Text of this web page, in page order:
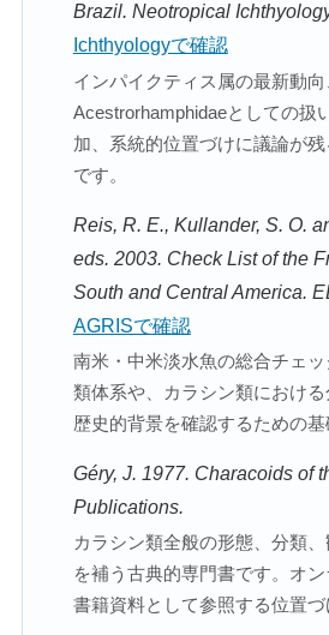
Brazil. Neotropical
Ichthyologyで確認
インパイクティス属の最新動向
Acestrorhamphidaeとしての扱
加、系統的位置づけに議論が
です。
Reis, R. E., Kullander, S. O.
eds. 2003. Check List of the
South and Central America.
AGRISで確認
南米・中米淡水魚の総合チェ
類体系や、カラシン類におけ
歴史的背景を確認するための基
Géry, J. 1977. Characoids of
Publications.
カラシン類全般の形態、分類
を補う古典的専門書です。オ
書籍資料として参照する位置づ